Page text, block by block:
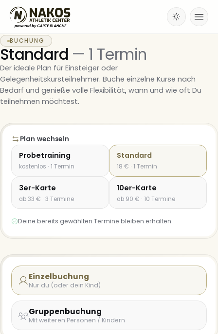
BUCHUNG
Standard — 1 Termin
Der ideale Plan für Einsteiger oder
Gelegenheitskursteilnehmer. Buche einzelne Kurse nach
Bedarf und genieße volle Flexibilität, wann und wie oft Du
teilnehmen möchtest.
Plan wechseln
Probetraining
kostenlos · 1 Termin
Standard
18 € · 1 Termin
3er-Karte
ab 33 € · 3 Termine
10er-Karte
ab 90 € · 10 Termine
Deine bereits gewählten Termine bleiben erhalten.
Einzelbuchung
Nur du (oder dein Kind)
Gruppenbuchung
Mit weiteren Personen / Kindern